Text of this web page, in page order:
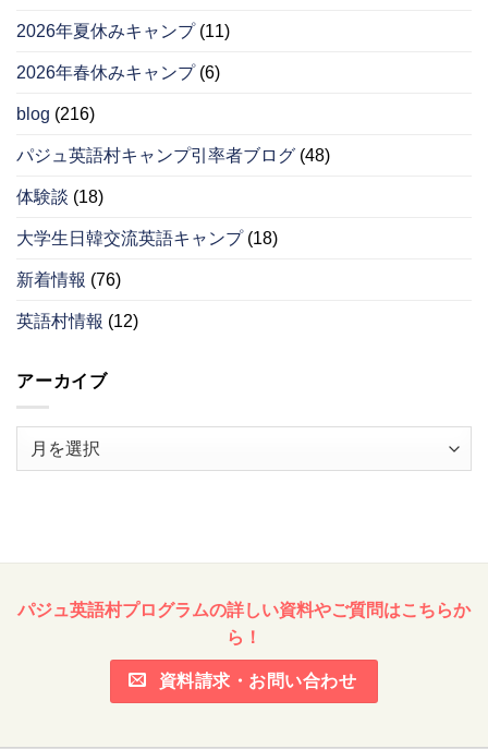
2026年夏休みキャンプ(11)
2026年春休みキャンプ(6)
blog (216)
パジュ英語村キャンプ引率者ブログ (48)
体験談 (18)
大学生日韓交流英語キャンプ(18)
新着情報 (76)
英語村情報 (12)
アーカイブ
パジュ英語村プログラムの詳しい資料やご質問はこちらか
ら！
資料請求・お問い合わせ